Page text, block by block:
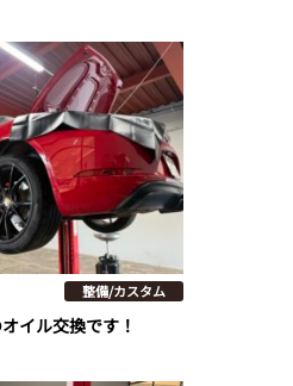
整備/カスタム
イル交換です！